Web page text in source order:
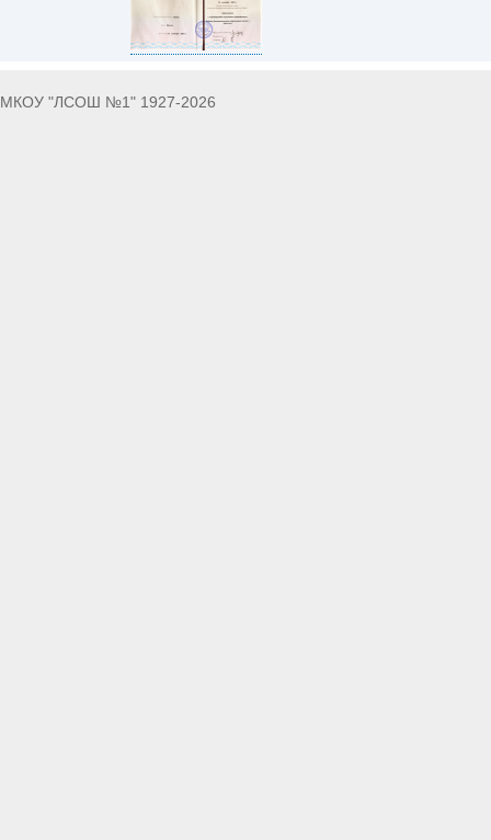
МКОУ "ЛСОШ №1" 1927-2026